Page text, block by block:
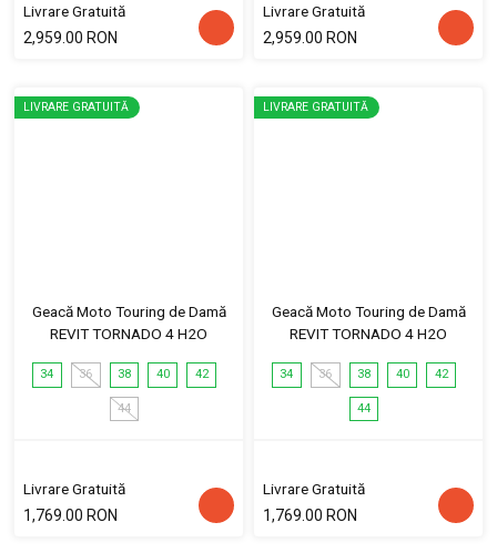
Livrare Gratuită
2,959.00 RON
Livrare Gratuită
2,959.00 RON
LIVRARE GRATUITĂ
Geacă Moto Touring de Damă
REVIT TORNADO 4 H2O
34 36 38 40 42
44
Livrare Gratuită
1,769.00 RON
LIVRARE GRATUITĂ
Geacă Moto Touring de Damă
REVIT TORNADO 4 H2O
34 36 38 40 42
44
Livrare Gratuită
1,769.00 RON